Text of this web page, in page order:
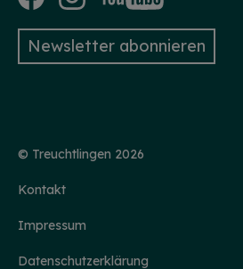
Newsletter abonnieren
© Treuchtlingen 2026
Kontakt
Impressum
Datenschutzerklärung